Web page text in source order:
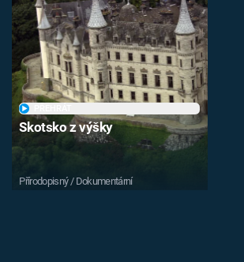
Skotsko z výšky
Přírodopisný / Dokumentární